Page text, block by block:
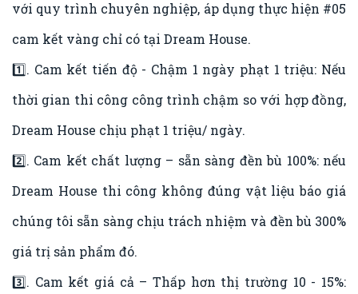
với quy trình chuyên nghiệp, áp dụng thực hiện #05
cam kết vàng chỉ có tại Dream House.
1️⃣. Cam kết tiến độ - Chậm 1 ngày phạt 1 triệu: Nếu
thời gian thi công công trình chậm so với hợp đồng,
Dream House chịu phạt 1 triệu/ ngày.
2️⃣. Cam kết chất lượng – sẵn sàng đền bù 100%: nếu
Dream House thi công không đúng vật liệu báo giá
chúng tôi sẵn sàng chịu trách nhiệm và đền bù 300%
giá trị sản phẩm đó.
3️⃣. Cam kết giá cả – Thấp hơn thị trường 10 - 15%: